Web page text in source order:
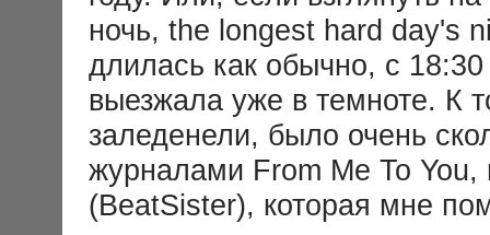
ночь, the longest hard day's
длилась как обычно, с
выезжала уже в темноте. К
заледенели, было очень
журналами From Me To You,
(BeatSister), которая мне